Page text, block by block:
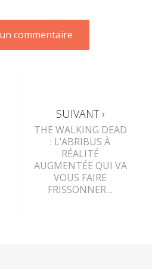
SUIVANT ›
THE WALKING DEAD
: L’ABRIBUS À
RÉALITÉ
AUGMENTÉE QUI VA
VOUS FAIRE
FRISSONNER…